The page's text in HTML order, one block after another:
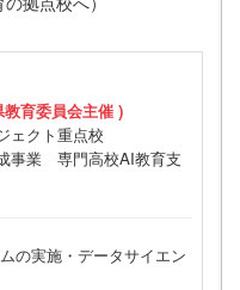
育委員会主催 )
ェクト重点校
事業 専門高校AI教育支
の実施・データサイエン